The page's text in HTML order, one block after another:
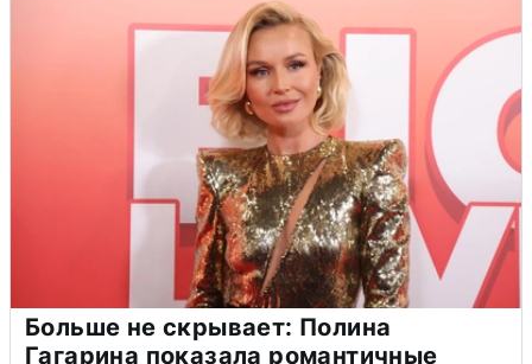
Больше не скрывает: Полина
Гагарина показала романтичные